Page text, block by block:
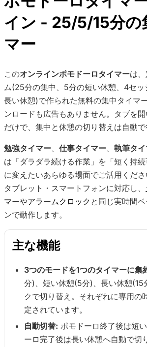
イン - 25/5/15分の
マー
このオンラインポモドーロタイマーは
ム(25分の集中、5分の短い休憩、4セッ
長い休憩)で作られた無料の集中タイマ
ンロードも広告もありません。タブを開
だけで、集中と休憩の切り替えは自動で
勉強タイマー、 仕事タイマー、 執筆タ
は「ダラダラ続ける作業」を「短く持続
に変えたいあらゆる場面でご活用くださ
タブレット・スマートフォンに対応し、
マーやアラームクロック と同じ実時間
ンで動作します。
主な機能
3つのモードを1つのタイマーに集
分)、短い休憩(5分)、長い休憩(15
クで切り替え。それぞれに専用の
定されています。
自動切替: ポモドーロ終了後は短
ーロ完了後は長い休憩へ自動で切